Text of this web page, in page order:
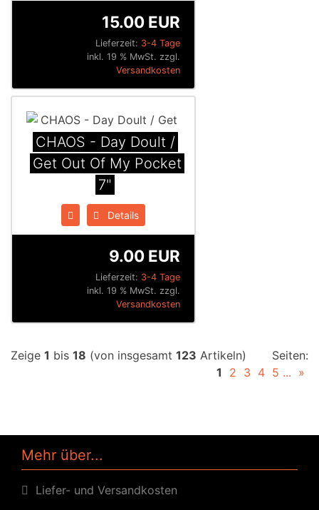
Lieferzeit: 3-4 Tage
15.00 EUR
inkl. 19 % MwSt. zzgl.
Versandkosten
CHAOS - Day Doult /
Get Out Of My Pocket
7"
Details
Lieferzeit: 3-4 Tage
9.00 EUR
inkl. 19 % MwSt. zzgl.
Versandkosten
Zeige 1 bis 18 (von insgesamt 123 Artikeln)
Seiten:
1
2 3 4 5 ... »
Mehr über...
Liefer- und Versandkosten